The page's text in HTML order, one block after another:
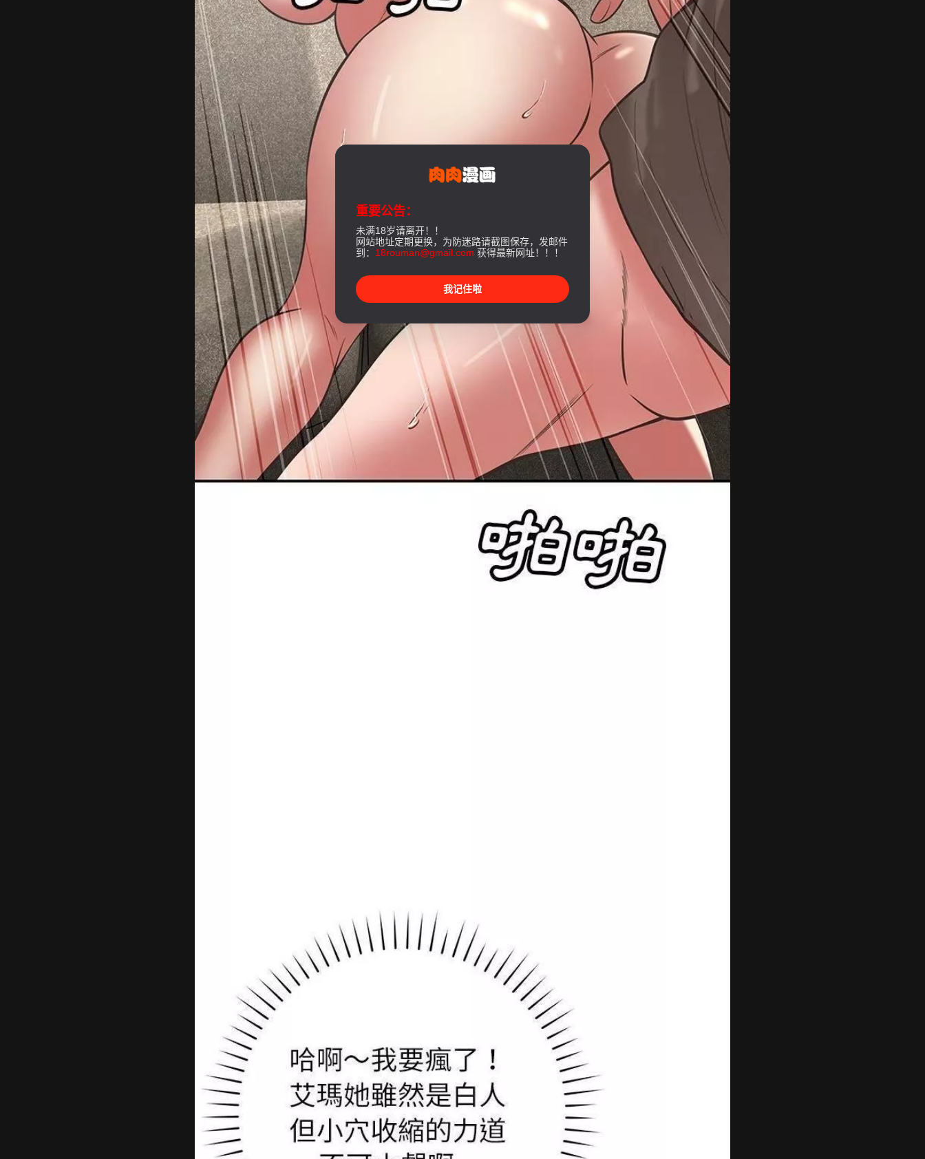
重要公告：
未满18岁请离开！！
网站地址定期更换，为防迷路请截图保存，发邮件
到： 18rouman@gmail.com 获得最新网址！！！
我记住啦